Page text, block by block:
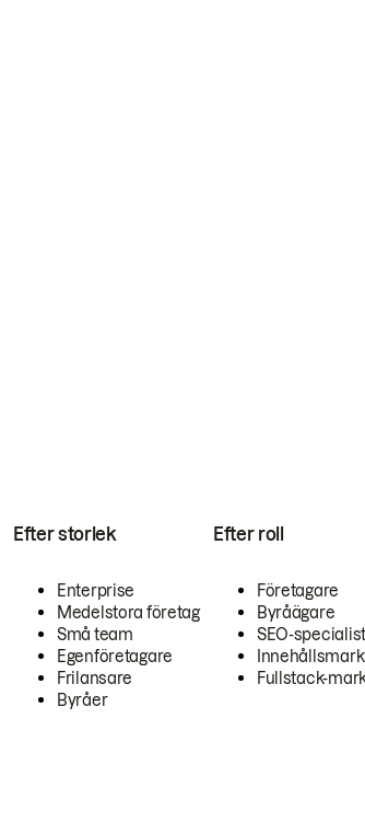
Efter storlek
Enterprise
Medelstora företag
Små team
Egenföretagare
Frilansare
Byråer
Efter roll
Företagare
Byråägare
SEO-specialist
Fullstack-